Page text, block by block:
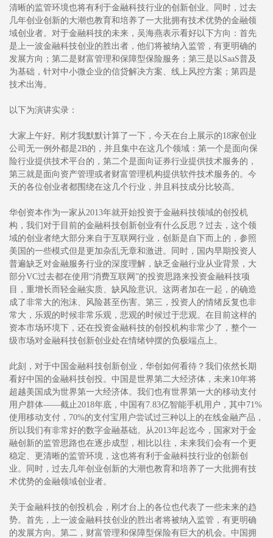
清晰的监管环境也将有利于金融科技行业的创新创业。同时，过去
几年创业创新的大潮也教育和培养了一大批拥有技术优势的金融领
域创业者。对于金融科技的未来，吴海燕表示看好以下方向：首先
是上一波金融科技创业的胜出者，他们将被纳入监管，有更明确的
发展方向；第二是财富管理和保障型保险服务；第三是以SaaS普及
为基础，针对中小微企业的信贷解决方案、线上风控方案；第四是
技术出海。
以下为演讲实录：
大家上午好。刚才我默默计算了一下，今天在台上展示的18家创业
公司无一例外都是2B的，并且集中在这几个领域：第一个是面向保
险行业提供技术平台的，第二个是面向证券行业提供技术服务的，
第三就是面向资产管理或者财富管理机构提供软件技术服务的。今
天的各位创业者都围绕在这几个行业，并且科技成分比较高。
华创资本作为一家从2013年就开始投资于金融科技领域的创投机
构，我们对于目前的金融科技创新创业有什么反思？过去，这个领
域的创业者绝大部分来自于互联网行业，创新是自下而上的，参照
美国的一些模式但是更加杂乱无章和激进。同时，国内早期投资人
普遍缺乏对金融服务行业的深度理解，缺乏金融行业从业背景，大
部分VC过去都在使用“消费互联网”的投资思路来投资金融科技项
目，重增长而轻金融实质、缺风险意识。这两者加在一起，的确造
成了非常大的泡沫、风险甚至伤害。第三，投资人的情绪反复也非
常大，乐观的时候非常乐观，悲观的时候过于悲观。在目前这样的
资本市场环境下，还在投资金融科技的创投机构非常少了，整个一
级市场对金融科技创新创业处在情绪钟摆的负极端点上。
此刻，对于中国金融科技创新创业，华创如何看待？我们依然长期
看好中国的金融科技创投。中国是世界第二大经济体，未来10年将
超越美国成为世界第一大经济体。我们也有世界第一大的移动支付
用户群体——截止2018年底，中国有7.83亿智能手机用户，其中71%
使用移动支付，70%的支付宝用户尝试过三种以上的在线金融产品，
所以我们有非常好的数字金融基础。从2013年起迄今，国家对于金
融创新的监管思路也在逐步成型，相比以往，未来我们会有一个更
稳定、更清晰的监管环境，这也将有利于金融科技行业的创新创
业。同时，过去几年创业创新的大潮也教育和培养了一大批拥有技
术优势的金融领域创业者。
关于金融科技的创投机会，刚才台上的各位也代表了一些未来的趋
势。首先，上一波金融科技创业的胜出者将被纳入监管，有更明确
的发展方向。第二，财富管理和保障型保险有巨大的机会。中国拥